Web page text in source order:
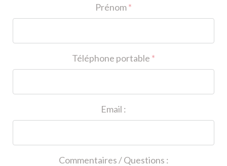
Prénom*
Téléphone portable *
Email :
Commentaires / Questions :